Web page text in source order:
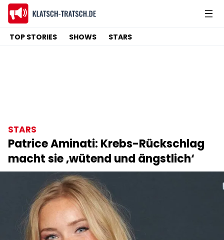
TOP STORIES SHOWS STARS
STARS
Patrice Aminati: Krebs-Rückschlag
macht sie ‚wütend und ängstlich‘